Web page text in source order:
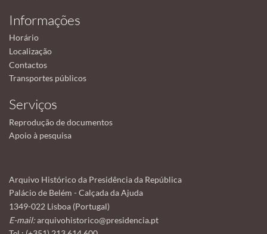
Informações
Horário
Localização
Contactos
Transportes públicos
Serviços
Reprodução de documentos
Apoio à pesquisa
Arquivo Histórico da Presidência da República
Palácio de Belém - Calçada da Ajuda
1349-022 Lisboa (Portugal)
E-mail:arquivohistorico@presidencia.pt